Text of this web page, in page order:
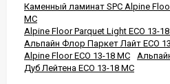
Каменный ламинат SPC Alpine
MC
Alpine Floor Parquet Light ЕСО 13-
Альпайн Флор Паркет Лайт ЕСО
Alpine Floor ЕСО 13-18 MC
Дуб Лейтена ЕСО 13-18 MC